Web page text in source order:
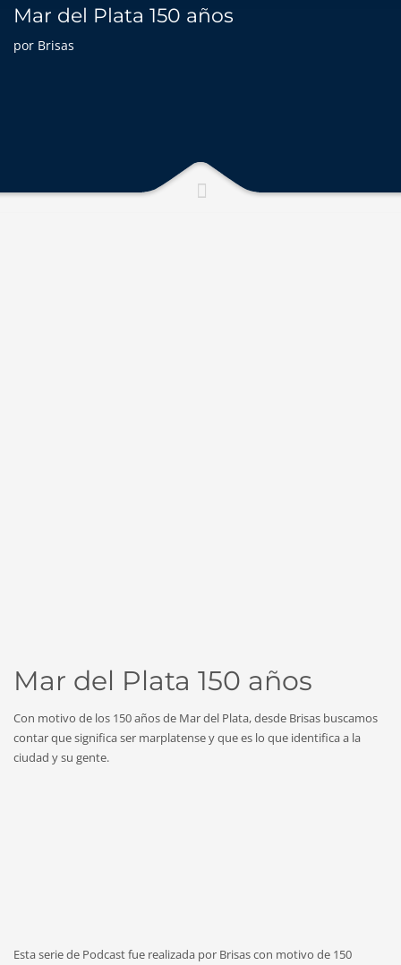
Mar del Plata 150 años
por Brisas
Mar del Plata 150 años
Con motivo de los 150 años de Mar del Plata, desde Brisas buscamos
contar que significa ser marplatense y que es lo que identifica a la
ciudad y su gente.
Esta serie de Podcast fue realizada por Brisas con motivo de 150